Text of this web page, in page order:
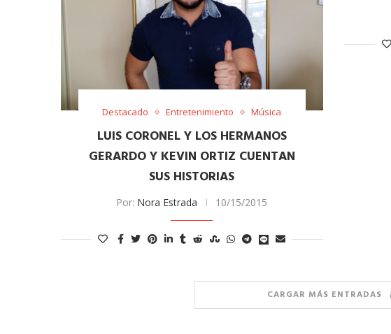
Destacado Entretenimiento Música
LUIS CORONEL Y LOS HERMANOS
GERARDO Y KEVIN ORTIZ CUENTAN
SUS HISTORIAS
Por: Nora Estrada 10/15/2015
CARGAR MÁS ENTRADAS